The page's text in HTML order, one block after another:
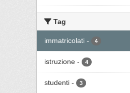
Tag
immatricolati - 4
istruzione - 4
studenti - 3